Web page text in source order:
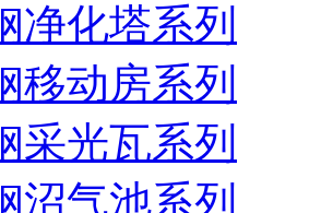
净化塔系列
移动房系列
采光瓦系列
沼气池系列